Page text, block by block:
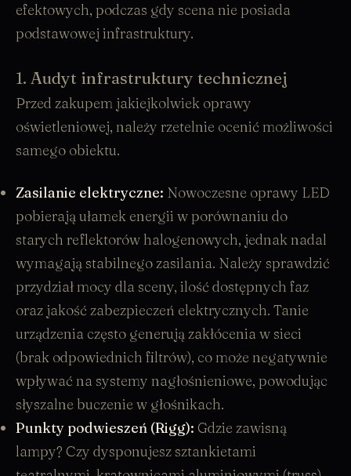
efektowych, podczas gdy scena nie posiada
podstawowej infrastruktury.
1. Audyt infrastruktury technicznej
Przed zakupem jakiejkolwiek oprawy
oświetleniowej, należy rzetelnie ocenić możliwości
samego obiektu.
Zasilanie elektryczne: Nowoczesne oprawy LED
pobierają ułamek energii w porównaniu do
starych reflektorów halogenowych, jednak nadal
wymagają stabilnego zasilania. Należy sprawdzić
przydział mocy dla sceny, ilość dostępnych faz
oraz jakość zabezpieczeń elektrycznych. Tanie
urządzenia często generują zakłócenia w sieci
(brak odpowiednich filtrów), co może negatywnie
wpływać na systemy nagłośnieniowe, powodując
słyszalne buczenie w głośnikach.
Punkty podwieszeń (Rigg): Gdzie zawisną
lampy? Czy dysponujesz sztankietami